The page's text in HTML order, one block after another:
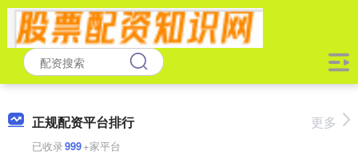
正规配资平台排行
已收录999+家平台
更多